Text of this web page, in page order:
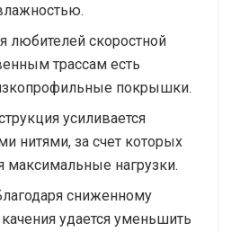
любителей скоростной
трассам есть
покрышки.
усиливается
нитями, за счет которых
нагрузки.
сниженному
удается уменьшить